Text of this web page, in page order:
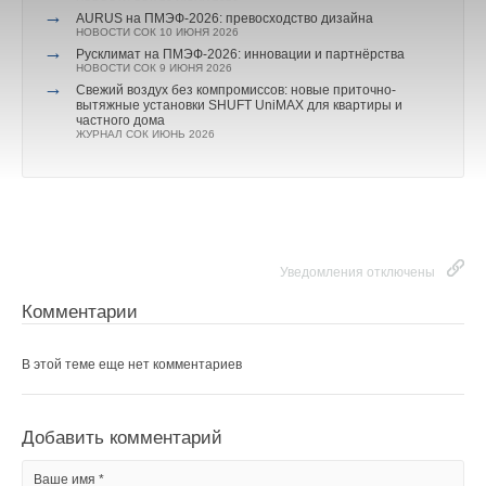
→ AURUS на ПМЭФ-2026: превосходство дизайна
НОВОСТИ СОК 10 ИЮНЯ 2026
→ Русклимат на ПМЭФ-2026: инновации и партнёрства
НОВОСТИ СОК 9 ИЮНЯ 2026
→
Свежий воздух без компромиссов: новые приточно-
вытяжные установки SHUFT UniMAX для квартиры и
частного дома
ЖУРНАЛ СОК ИЮНЬ 2026
Уведомления отключены
Комментарии
В этой теме еще нет комментариев
Добавить комментарий
Ваше имя *
Добавить комментарий
Ваше имя *